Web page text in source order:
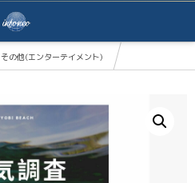
その他(エンターテイメント)